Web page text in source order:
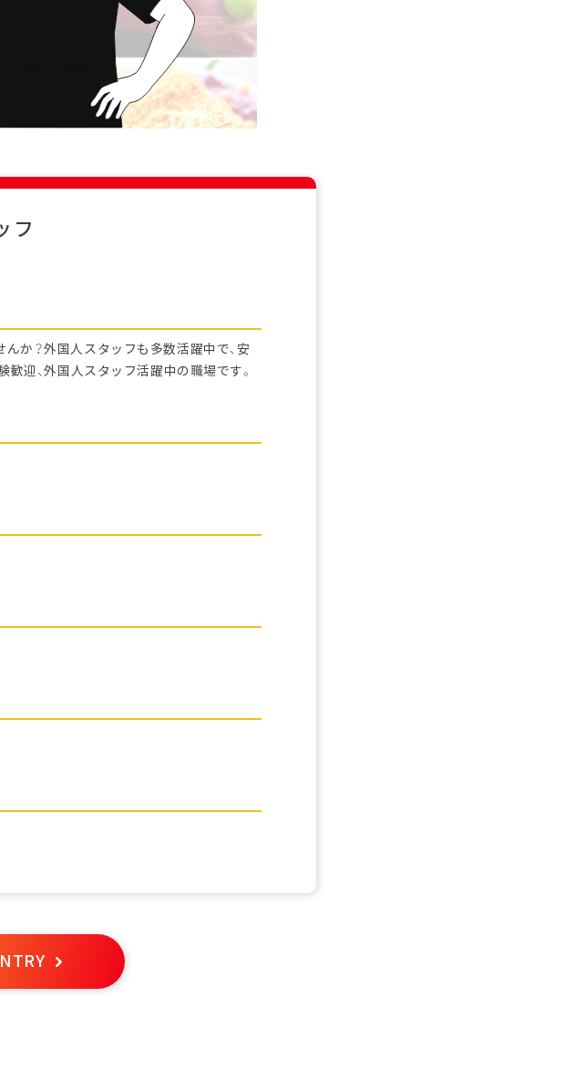
フ
か？外国人スタッフも多数活躍中で、安
迎、外国人スタッフ活躍中の職場です。